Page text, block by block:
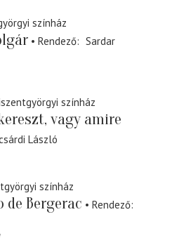
színház
Rendező
Sardar
színház
vagy amire
László
színház
de Bergerac
Rendező